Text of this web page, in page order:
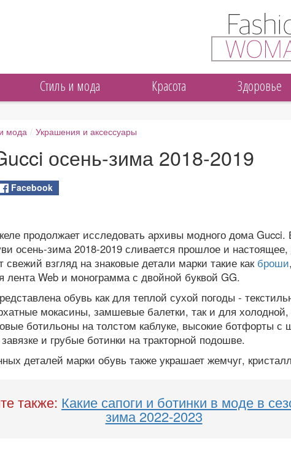
Cтиль и мода Красота Здоровье
мода / Украшения и аксессуары
осень-зима 2018-2019
Facebook
продолжает исследовать архивы модного дома Gucci.
осень-зима 2018-2019 сливается прошлое и
свежий взгляд на знаковые детали марки такие как броши
лента Web и монограмма с двойной буквой GG.
обувь как для теплой сухой погоды -
мокасины, замшевые балетки, так и для
ботильоны на толстом каблуке, высокие ботфорты с
и грубые ботинки на тракторной подошве.
деталей марки обувь также украшает жемчуг,
также: Какие сапоги и ботинки в моде в
зима 2022-2023